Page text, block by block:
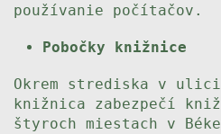
používanie počítačov.
Pobočky knižnice
Okrem strediska v
knižnica zabezpečí
štyroch miestach v